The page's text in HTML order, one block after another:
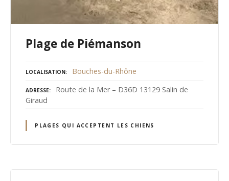
Plage de Piémanson
LOCALISATION Bouches-du-Rhône
ADRESSE
Route de la Mer – D36D 13129 Salin de
Giraud
PLAGES QUI ACCEPTENT LES CHIENS